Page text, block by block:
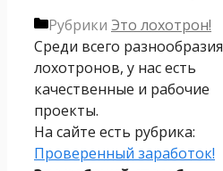
Рубрики Это лохотрон!
Среди всего разнообразия
лохотронов, у нас есть
качественные и рабочие
проекты.
На сайте есть рубрика:
Проверенный заработок!